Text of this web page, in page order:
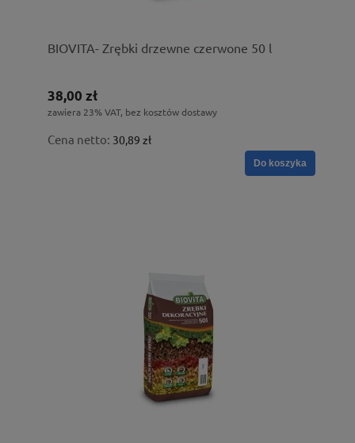
BIOVITA- Zrębki drzewne czerwone 50 l
38,00 zł
zawiera 23% VAT, bez kosztów dostawy
Cena netto: 30,89 zł
Do koszyka